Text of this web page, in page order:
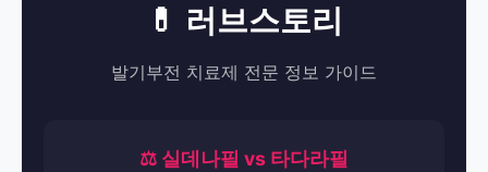
💊 러브스토리
발기부전 치료제 전문 정보 가이드
⚖️ 실데나필 vs 타다라필